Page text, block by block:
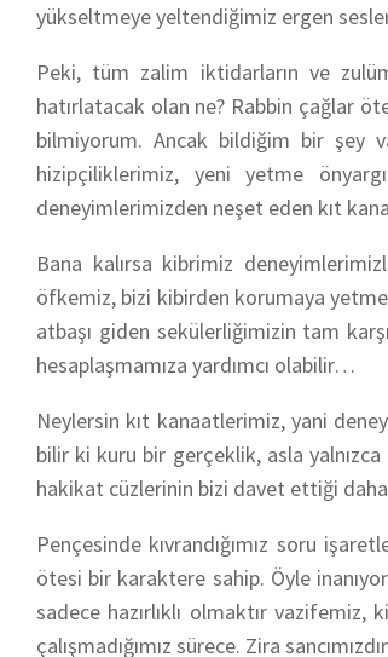
yükseltmeye yeltendiğimiz ergen
Peki, tüm zalim iktidarların ve
hatırlatacak olan ne? Rabbin çağlar
bilmiyorum. Ancak bildiğim bir şey
hizipçiliklerimiz, yeni yetme
deneyimlerimizden neşet eden kıt
Bana kalırsa kibrimiz
öfkemiz, bizi kibirden korumaya
atbaşı giden sekülerliğimizin tam
hesaplaşmamıza yardımcı olabilir…
Neylersin kıt kanaatlerimiz, yani
bilir ki kuru bir gerçeklik, asla yalnızca
hakikat cüzlerinin bizi davet ettiği
Pençesinde kıvrandığımız soru
ötesi bir karaktere sahip. Öyle
sadece hazırlıklı olmaktır vazifemiz,
çalışmadığımız sürece. Zira